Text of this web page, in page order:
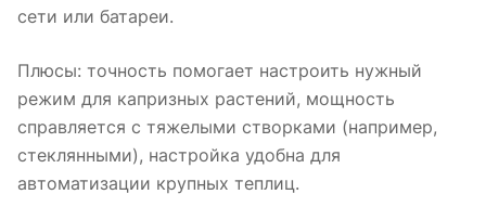
сети или батареи.
Плюсы: точность помогает настроить нужный
режим для капризных растений, мощность
справляется с тяжелыми створками (например,
стеклянными), настройка удобна для
автоматизации крупных теплиц.